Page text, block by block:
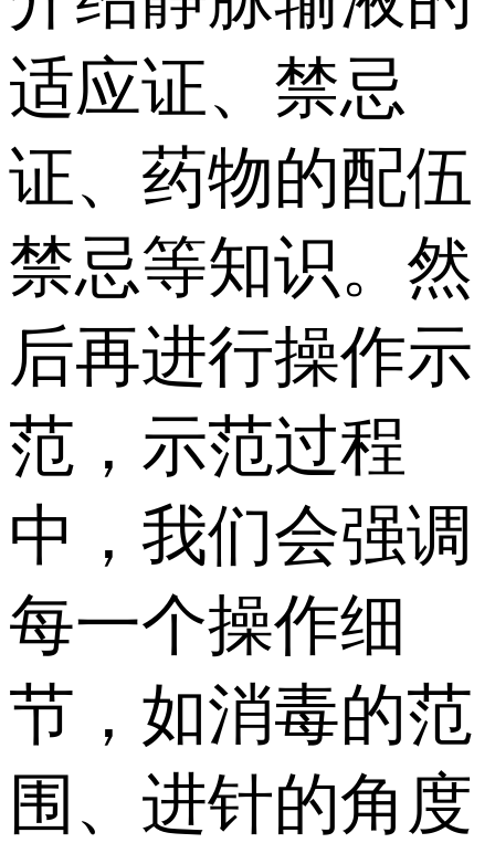
适应证、禁忌
证、药物的配伍
禁忌等知识。然
后再进行操作示
范，示范过程
中，我们会强调
每一个操作细
节，如消毒的范
围、进针的角度